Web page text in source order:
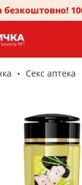
безкоштовно!
Секс аптека